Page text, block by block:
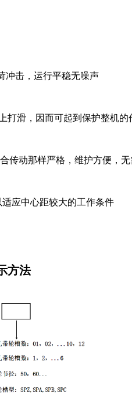
冲击，运行平稳无噪声
打滑，因而可起到保护整机的
传动那样严格，维护方便，
应中心距较大的工作条件
方法